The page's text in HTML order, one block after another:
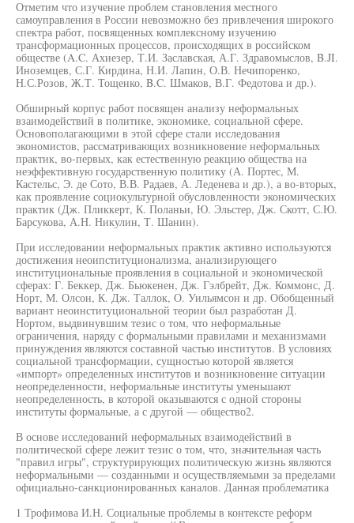
Отметим что изучение проблем становления местного
самоуправления в России невозможно без привлечения широкого
спектра работ, посвященных комплексному изучению
трансформационных процессов, происходящих в российском
обществе (A.C. Ахиезер, Т.И. Заславская, А.Г. Здравомыслов, B.JI.
Иноземцев, С.Г. Кирдина, Н.И. Лапин, О.В. Нечипоренко,
Н.С.Розов, Ж.Т. Тощенко, B.C. Шмаков, В.Г. Федотова и др.).
Обширный корпус работ посвящен анализу неформальных
взаимодействий в политике, экономике, социальной сфере.
Основополагающими в этой сфере стали исследования
экономистов, рассматривающих возникновение неформальных
практик, во-первых, как естественную реакцию общества на
неэффективную государственную политику (А. Портес, М.
Кастельс, Э. де Сото, В.В. Радаев, А. Леденева и др.), а во-вторых,
как проявление социокультурной обусловленности экономических
практик (Дж. Пликкерт, К. Поланьи, Ю. Эльстер, Дж. Скотт, С.Ю.
Барсукова, А.Н. Никулин, Т. Шанин).
При исследовании неформальных практик активно используются
достижения неоипституционализма, анализирующего
институциональные проявления в социальной и экономической
сферах: Г. Беккер, Дж. Бьюкенен, Дж. Гэлбрейт, Дж. Коммонс, Д.
Норт, М. Олсон, К. Дж. Таллок, О. Уильямсон и др. Обобщенный
вариант неоинституциональной теории был разработан Д.
Нортом, выдвинувшим тезис о том, что неформальные
ограничения, наряду с формальными правилами и механизмами
принуждения являются составной частью институтов. В условиях
социальной трансформации, сущностью которой является
«импорт» определенных институтов и возникновение ситуации
неопределенности, неформальные институты уменьшают
неопределенность, в которой оказываются с одной стороны
институты формальные, а с другой — общество2.
В основе исследований неформальных взаимодействий в
политической сфере лежит тезис о том, что, значительная часть
"правил игры", структурирующих политическую жизнь являются
неформальными — созданными и осуществляемыми за пределами
официально-санкционированных каналов. Данная проблематика
1 Трофимова И.Н. Социальные проблемы в контексте реформ